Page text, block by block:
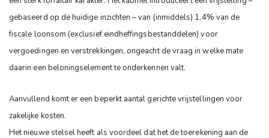
gebaseerd op de huidige inzichten – van (inmiddels) 1,4% van de
fiscale loonsom (exclusief eindheffingsbestanddelen) voor
vergoedingen en verstrekkingen, ongeacht de vraag in welke mate
daarin een beloningselement te onderkennen valt.
Aanvullend komt er een beperkt aantal gerichte vrijstellingen voor
zakelijke kosten.
Het nieuwe stelsel heeft als voordeel dat het de toerekening aan de